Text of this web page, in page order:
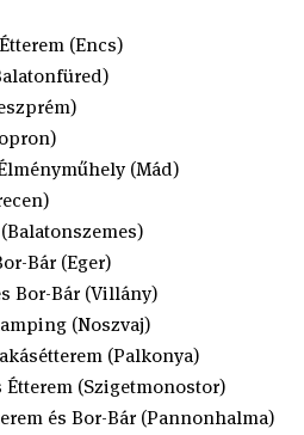
(Encs)
(Mád)
Bár (Eger)
Bor-Bár (Villány)
(Noszvaj)
(Palkonya)
(Szigetmonostor)
és Bor-Bár (Pannonhalma)